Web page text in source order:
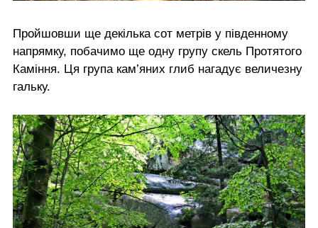
Пройшовши ще декілька сот метрів у південному
напрямку, побачимо ще одну групу скель Протятого
Каміння. Ця група кам’яних глиб нагадує величезну
гальку.